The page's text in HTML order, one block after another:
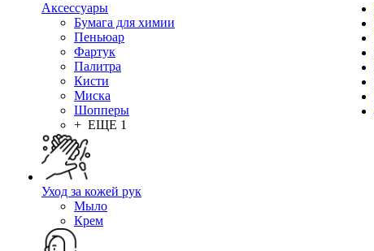
Аксессуары
Бумага для химии
Пеньюар
Фартук
Палитра
Кисти
Миска
Шопперы
+ ЕЩЕ 1
Уход за кожей рук
Мыло
Крем